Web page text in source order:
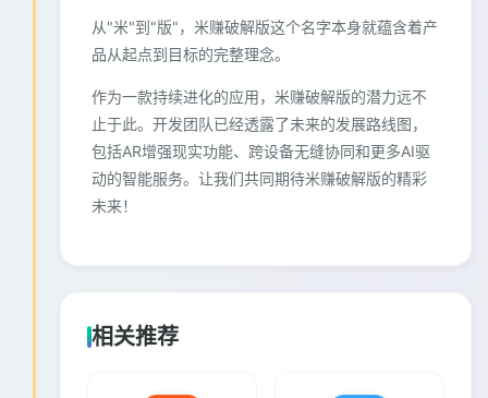
从"米"到"版"，米赚破解版这个名字本身就蕴含着产
品从起点到目标的完整理念。
作为一款持续进化的应用，米赚破解版的潜力远不
止于此。开发团队已经透露了未来的发展路线图，
包括AR增强现实功能、跨设备无缝协同和更多AI驱
动的智能服务。让我们共同期待米赚破解版的精彩
未来！
相关推荐